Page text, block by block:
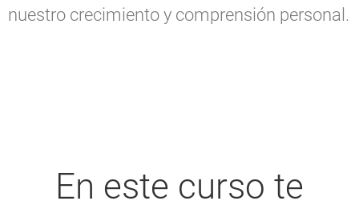
nuestro crecimiento y comprensión personal.
En este curso te